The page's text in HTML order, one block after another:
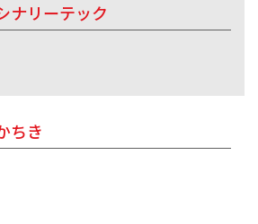
ナリーテック
ちき